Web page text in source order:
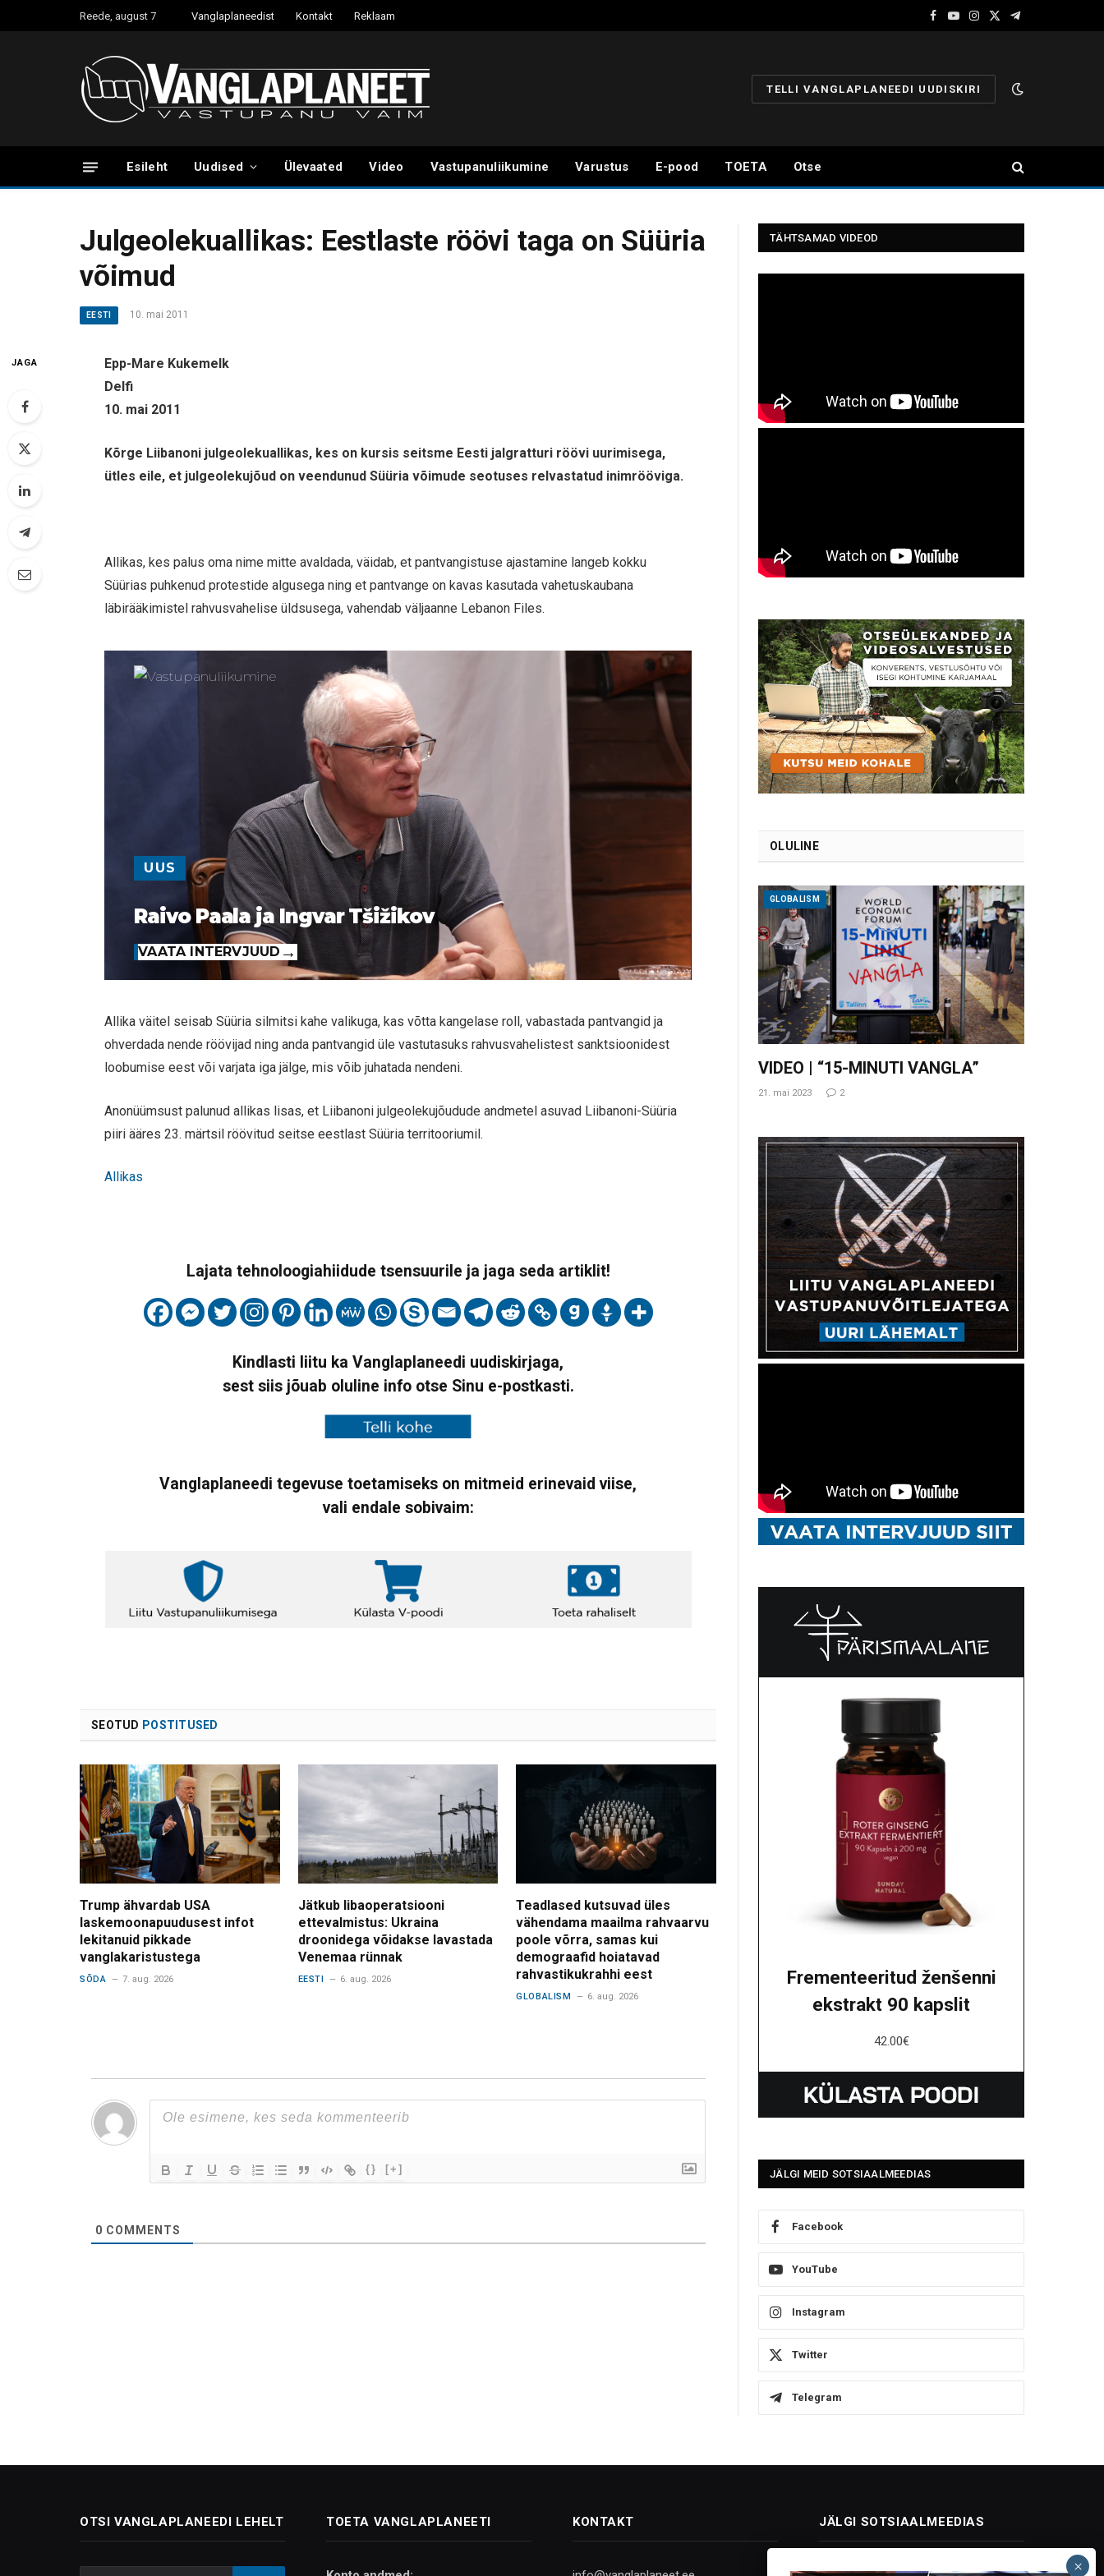
Reede, august 7 Vanglaplaneedist Kontakt Reklaam
Facebook
YouTube
Instagram
X
Telegram
TELLI VANGLAPLANEEDI UUDISKIRI
Esileht Uudised Ülevaated Video Vastupanuliikumine Varustus E-pood TOETA Otse
Julgeolekuallikas: Eestlaste röövi taga on Süüria
võimud
EESTI 10. mai 2011
JAGA
Epp-Mare Kukemelk
Delfi
10. mai 2011
Kõrge Liibanoni julgeolekuallikas, kes on kursis seitsme Eesti jalgratturi röövi uurimisega,
ütles eile, et julgeolekujõud on veendunud Süüria võimude seotuses relvastatud inimrööviga.
Allikas, kes palus oma nime mitte avaldada, väidab, et pantvangistuse ajastamine langeb kokku
Süürias puhkenud protestide algusega ning et pantvange on kavas kasutada vahetuskaubana
läbirääkimistel rahvusvahelise üldsusega, vahendab väljaanne Lebanon Files.
UUS
Raivo Paala ja Ingvar Tšižikov
VAATA INTERVJUUD
Allika väitel seisab Süüria silmitsi kahe valikuga, kas võtta kangelase roll, vabastada pantvangid ja
ohverdada nende röövijad ning anda pantvangid üle vastutasuks rahvusvahelistest sanktsioonidest
loobumise eest või varjata iga jälge, mis võib juhatada nendeni.
Anonüümsust palunud allikas lisas, et Liibanoni julgeolekujõudude andmetel asuvad Liibanoni-Süüria
piiri ääres 23. märtsil röövitud seitse eestlast Süüria territooriumil.
Allikas
Lajata tehnoloogiahiidude tsensuurile ja jaga seda artiklit!
Kindlasti liitu ka Vanglaplaneedi uudiskirjaga,
sest siis jõuab oluline info otse Sinu e-postkasti.
Vanglaplaneedi tegevuse toetamiseks on mitmeid erinevaid viise,
vali endale sobivaim:
SEOTUD POSTITUSED
Trump ähvardab USA
laskemoonapuudusest infot
lekitanuid pikkade
vanglakaristustega
SÕDA 7. aug. 2026
Jätkub libaoperatsiooni
ettevalmistus: Ukraina
droonidega võidakse lavastada
Venemaa rünnak
EESTI 6. aug. 2026
Teadlased kutsuvad üles
vähendama maailma rahvaarvu
poole võrra, samas kui
demograafid hoiatavad
rahvastikukrahhi eest
GLOBALISM 6. aug. 2026
{} [+]
0 COMMENTS
TÄHTSAMAD VIDEOD
OLULINE
GLOBALISM
VIDEO | “15-MINUTI VANGLA”
21. mai 2023 2
Frementeeritud ženšenni
ekstrakt 90 kapslit
42.00€
JÄLGI MEID SOTSIAALMEEDIAS
Facebook
YouTube
Instagram
Twitter
Telegram
OTSI VANGLAPLANEEDI LEHELT TOETA VANGLAPLANEETI KONTAKT JÄLGI SOTSIAALMEEDIAS